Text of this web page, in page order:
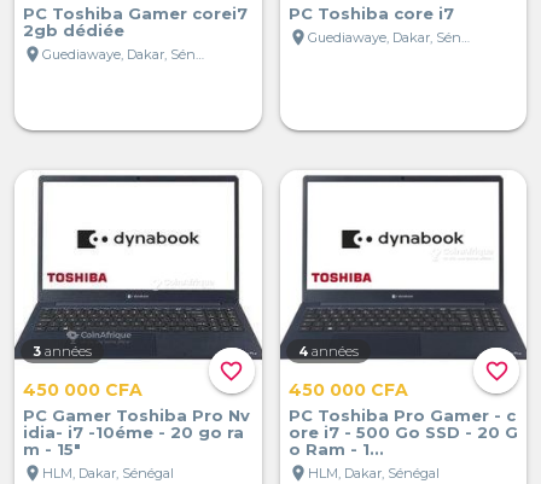
PC Toshiba Gamer corei7
2gb dédiée
location_on
PC Toshiba core i7
location_on
favorite_border
3 années
450 000 CFA
PC Gamer Toshiba Pro Nv
idia- i7 -10éme - 20 go ra
m - 15"
location_on HLM, Dakar, Sénégal
favorite_border
4 années
450 000 CFA
PC Toshiba Pro Gamer - c
ore i7 - 500 Go SSD - 20 G
o Ram - 1...
location_on HLM, Dakar, Sénégal